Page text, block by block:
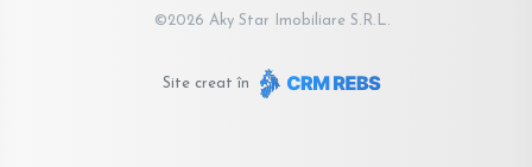
©2026 Aky Star Imobiliare S.R.L.
Site creat în